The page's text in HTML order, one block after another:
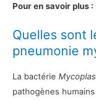
Pour en savoir plus
Quelles sont
pneumonie
La bactérie
pathogènes